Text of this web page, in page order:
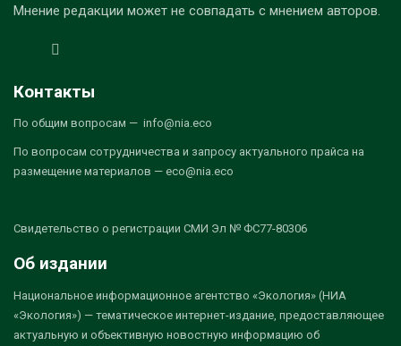
Мнение редакции может не совпадать с мнением авторов.
Контакты
По общим вопросам — info@nia.eco
По вопросам сотрудничества и запросу актуального прайса на
размещение материалов — eco@nia.eco
Свидетельство о регистрации СМИ Эл № ФС77-80306
Об издании
Национальное информационное агентство «Экология» (НИА
«Экология») — тематическое интернет-издание, предоставляющее
актуальную и объективную новостную информацию об